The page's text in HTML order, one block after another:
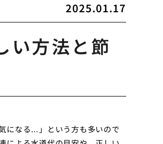
2025.01.17
い方法と節
になる…」という方も多いので